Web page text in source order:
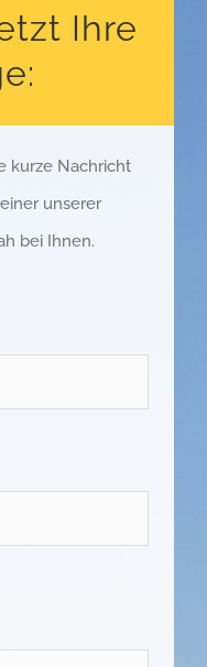
Ihre
kurze Nachricht
unserer
bei Ihnen.